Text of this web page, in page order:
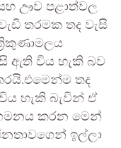
ඌව පළාත්වල
තරමක තද වැසි
ඇති විය හැකි බව
තද
හැකි බැවින් ඒ
කරන මෙන්
ඉල්ලා